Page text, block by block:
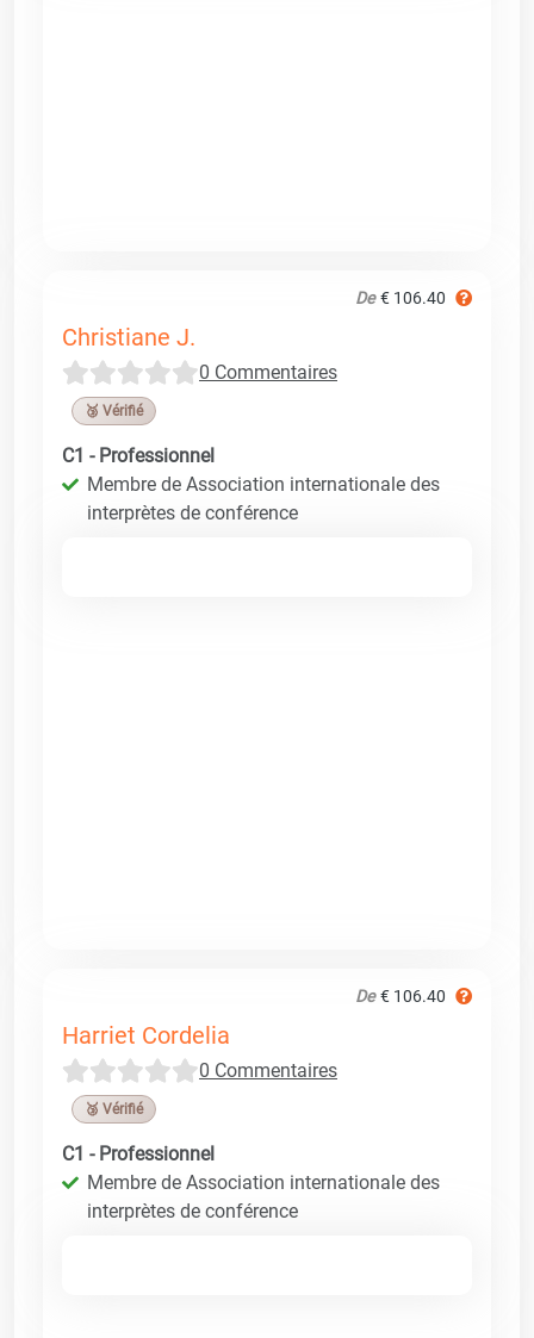
De € 106.40
Christiane J.
0 Commentaires
🥉 Vérifié
C1 - Professionnel
Membre de Association internationale des
interprètes de conférence
De € 106.40
Harriet Cordelia
0 Commentaires
🥉 Vérifié
C1 - Professionnel
Membre de Association internationale des
interprètes de conférence